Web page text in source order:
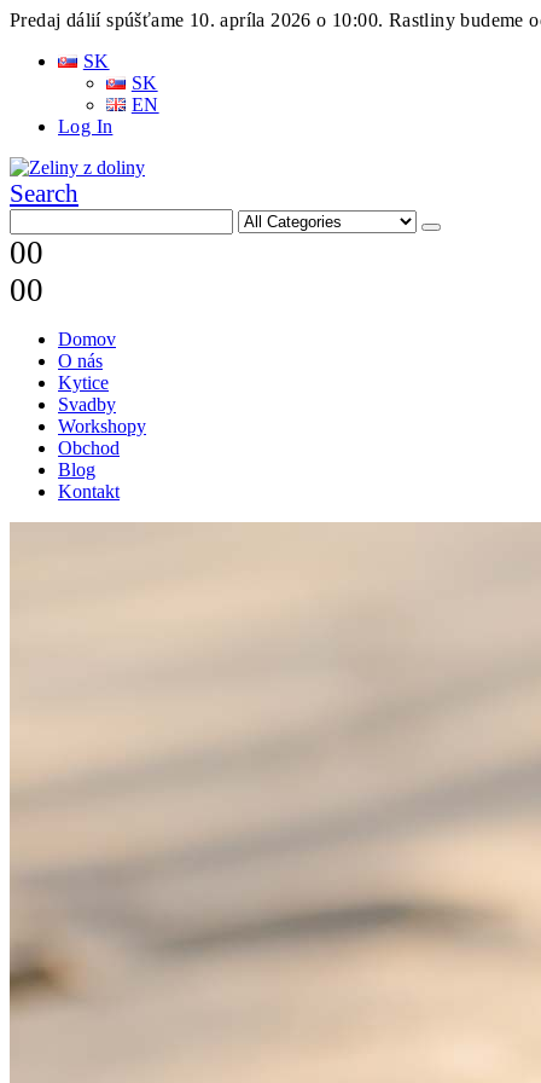
Predaj dálií spúšťame 10. apríla 2026 o 10:00. Rastliny budeme
SK
SK
EN
Log In
Search
00
00
Domov
O nás
Kytice
Svadby
Workshopy
Obchod
Blog
Kontakt